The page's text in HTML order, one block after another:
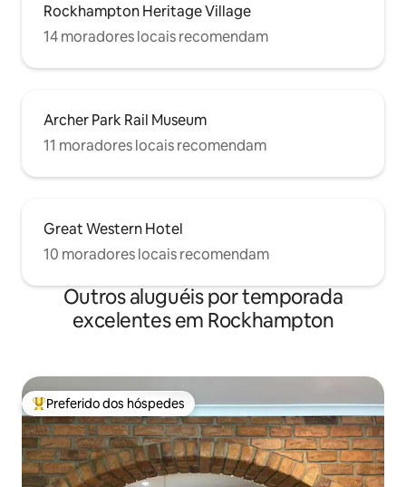
Rockhampton Heritage Village
14 moradores locais recomendam
Archer Park Rail Museum
11 moradores locais recomendam
Great Western Hotel
10 moradores locais recomendam
Outros aluguéis por temporada
excelentes em Rockhampton
Entre os melhores preferidos dos hóspedes
Preferido dos hóspedes